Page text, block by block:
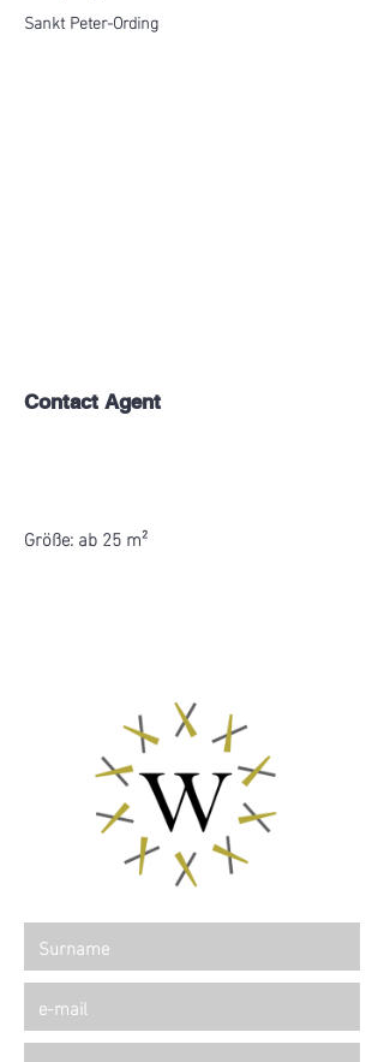
Sankt Peter-Ording
Contact Agent
Größe: ab 25 m²